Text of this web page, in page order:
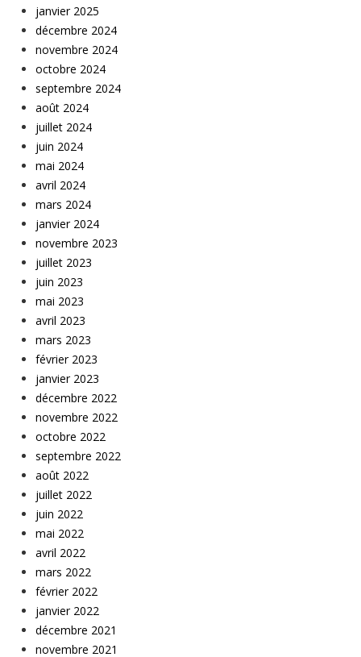
janvier 2025
décembre 2024
novembre 2024
octobre 2024
septembre 2024
août 2024
juillet 2024
juin 2024
mai 2024
avril 2024
mars 2024
janvier 2024
novembre 2023
juillet 2023
juin 2023
mai 2023
avril 2023
mars 2023
février 2023
janvier 2023
décembre 2022
novembre 2022
octobre 2022
septembre 2022
août 2022
juillet 2022
juin 2022
mai 2022
avril 2022
mars 2022
février 2022
janvier 2022
décembre 2021
novembre 2021